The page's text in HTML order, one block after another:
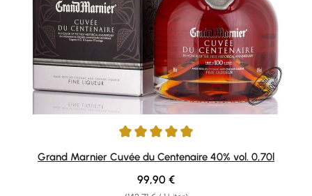
Durchschnittliche Bewertung von 4.96 von 5 Sternen
Grand Marnier Cuvée du Centenaire 40% vol. 0,70l
Regulärer Preis:
99,90 €